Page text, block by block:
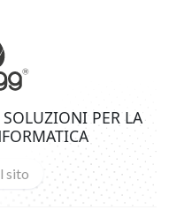
SOLUZIONI PER LA
sito